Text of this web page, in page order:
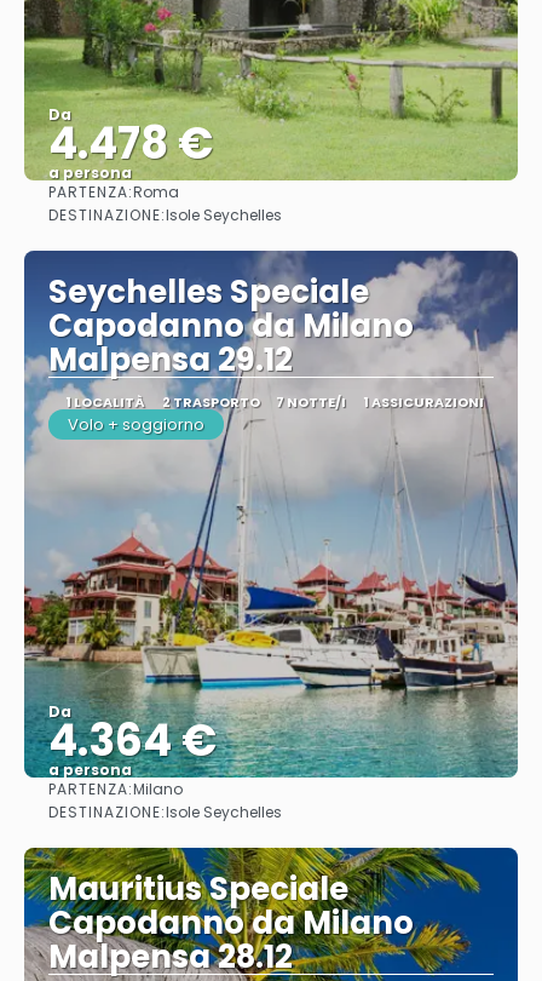
Da
4.478 €
a persona
Vedere
PARTENZA:Roma
DESTINAZIONE:Isole Seychelles
Seychelles Speciale
Capodanno da Milano
Malpensa 29.12
1 LOCALITÀ 2 TRASPORTO 7 NOTTE/I 1 ASSICURAZIONI
Volo + soggiorno
Da
4.364 €
a persona
Vedere
PARTENZA:Milano
DESTINAZIONE:Isole Seychelles
Mauritius Speciale
Capodanno da Milano
Malpensa 28.12